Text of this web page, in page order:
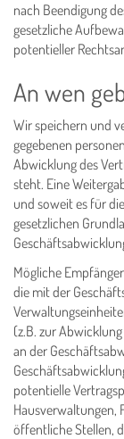
nach Beendigung
gesetzliche
potentieller
An wen
Wir speichern und
gegebenen
Abwicklung des
steht. Eine
und soweit es für
gesetzlichen
Mögliche
die mit der
(z.B. zur
an der
potentielle
Hausverwaltungen,
öffentliche Stellen,